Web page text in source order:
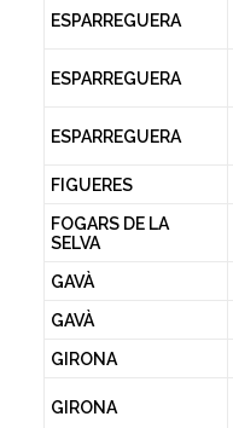
ESPARREGUERA
ESPARREGUERA
ESPARREGUERA
FIGUERES
FOGARS DE LA
SELVA
GAVÀ
GAVÀ
GIRONA
GIRONA